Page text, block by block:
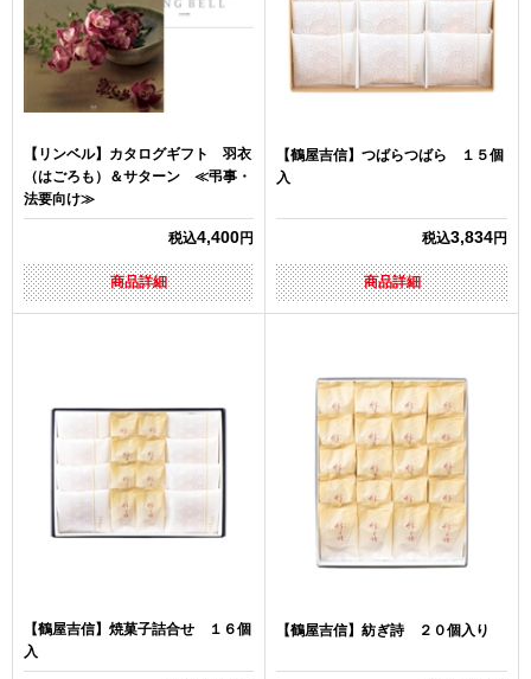
【リンベル】カタログギフト 羽衣
（はごろも）＆サターン ≪弔事・
法要向け≫
税込4,400円
商品詳細
【鶴屋吉信】つばらつばら １５個
入
税込3,834円
商品詳細
【鶴屋吉信】焼菓子詰合せ １６個
入
【鶴屋吉信】紡ぎ詩 ２０個入り